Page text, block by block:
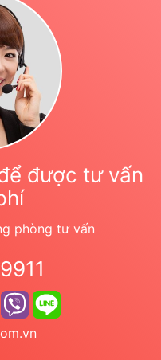
được tư vấn
phòng tư vấn